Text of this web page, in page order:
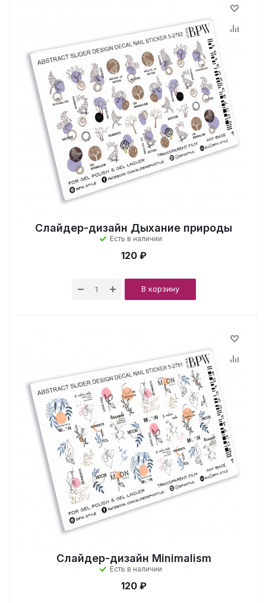
Слайдер-дизайн Дыхание природы
Есть в наличии
120 ₽
В корзину
Слайдер-дизайн Minimalism
Есть в наличии
120 ₽